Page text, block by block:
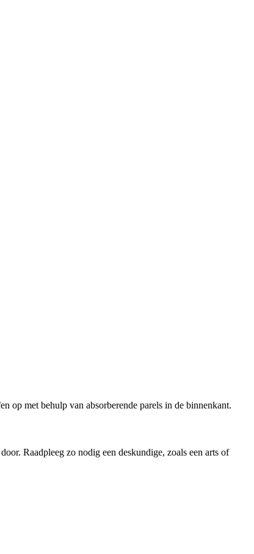
op met behulp van absorberende parels in de binnenkant.
Raadpleeg zo nodig een deskundige, zoals een arts of